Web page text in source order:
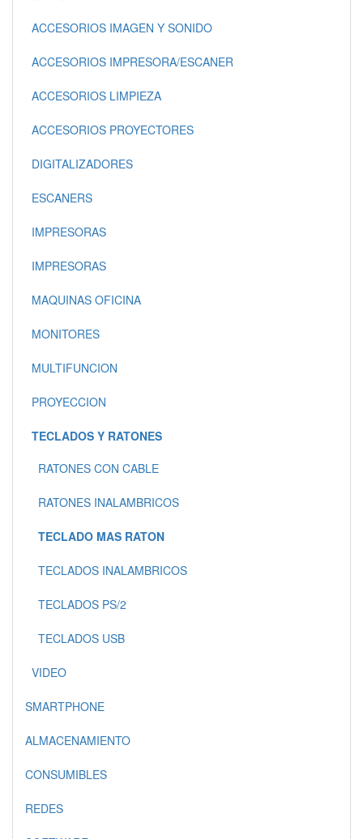
ACCESORIOS IMAGEN Y SONIDO
ACCESORIOS IMPRESORA/ESCANER
ACCESORIOS LIMPIEZA
ACCESORIOS PROYECTORES
DIGITALIZADORES
ESCANERS
IMPRESORAS
IMPRESORAS
MAQUINAS OFICINA
MONITORES
MULTIFUNCION
PROYECCION
TECLADOS Y RATONES
RATONES CON CABLE
RATONES INALAMBRICOS
TECLADO MAS RATON
TECLADOS INALAMBRICOS
TECLADOS PS/2
TECLADOS USB
VIDEO
SMARTPHONE
ALMACENAMIENTO
CONSUMIBLES
REDES